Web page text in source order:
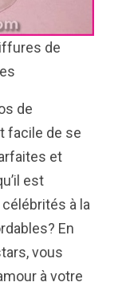
de
de
facile de se
et
est
à la
En
vous
à votre